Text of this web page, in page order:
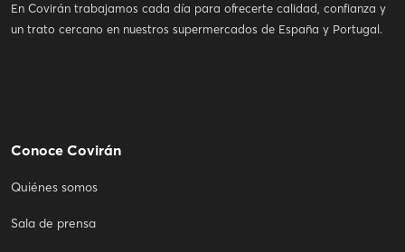
En Covirán trabajamos cada día para ofrecerte calidad, confianza y
un trato cercano en nuestros supermercados de España y Portugal.
Conoce Covirán
Quiénes somos
Sala de prensa